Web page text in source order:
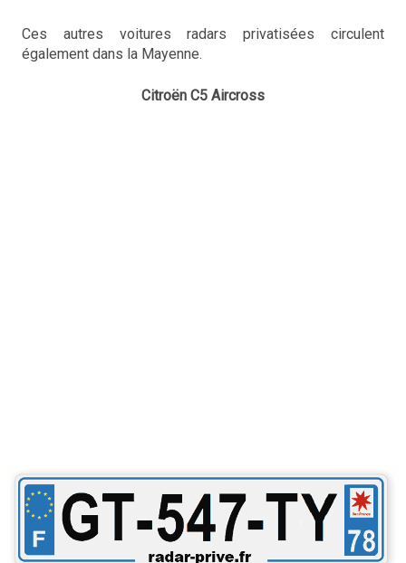
Ces autres voitures radars privatisées circulent
également dans la Mayenne.
Citroën C5 Aircross